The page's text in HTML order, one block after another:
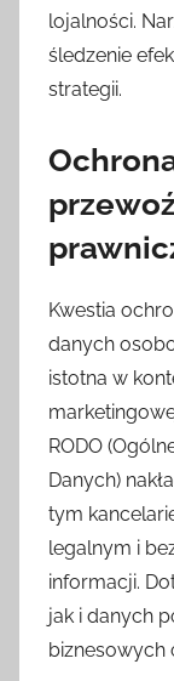
lojalności.
śledzenie
strategii.
Kwestia
danych
istotna w
RODO
Danych)
tym
legalnym i
informacji.
jak i danych
biznesowych